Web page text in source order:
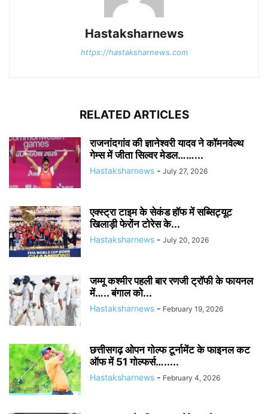
Hastaksharnews
https://hastaksharnews.com
RELATED ARTICLES
राजनांदगांव की ज्ञानेश्वरी यादव ने कॉमनवेल्थ
गेम्स में जीता सिल्वर मेडल……...
Hastaksharnews - July 27, 2026
एक्स्ट्रा टाइम के सेकंड हॉफ में सब्सिट्यूट
खिलाड़ी फेरोंन टोरेस के...
Hastaksharnews - July 20, 2026
जम्मू कश्मीर पहली बार रणजी ट्रॉफी के फायनल
में….. बंगाल को...
Hastaksharnews - February 19, 2026
छत्तीसगढ़ ओपन गोल्फ टूर्नामेंट के फाइनल कट
ऑफ में 51 गोल्फर्स….....
Hastaksharnews - February 4, 2026